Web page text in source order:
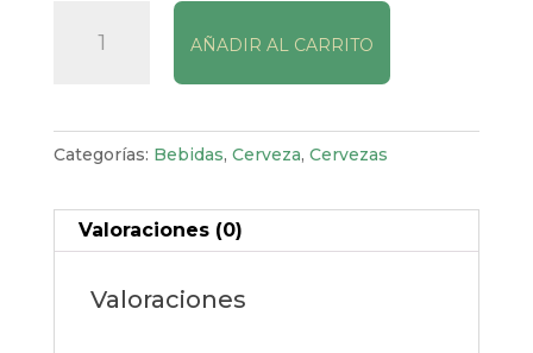
Cruzcampo
AÑADIR AL CARRITO
Categorías: Bebidas, Cerveza, Cervezas
Valoraciones (0)
Valoraciones